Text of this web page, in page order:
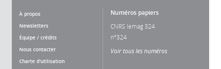
À propos
Newsletters
Équipe / crédits
Nous contacter
Charte d'utilisation
Numéros papiers
CNRS lemag 324
n°324
Voir tous les numéros